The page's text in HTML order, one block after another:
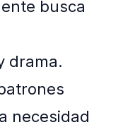
busca
drama.
necesidad